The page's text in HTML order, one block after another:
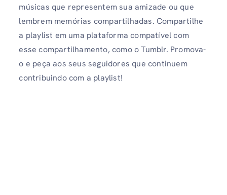
músicas que representem sua amizade ou que
lembrem memórias compartilhadas. Compartilhe
a playlist em uma plataforma compatível com
esse compartilhamento, como o Tumblr. Promova-
o e peça aos seus seguidores que continuem
contribuindo com a playlist!